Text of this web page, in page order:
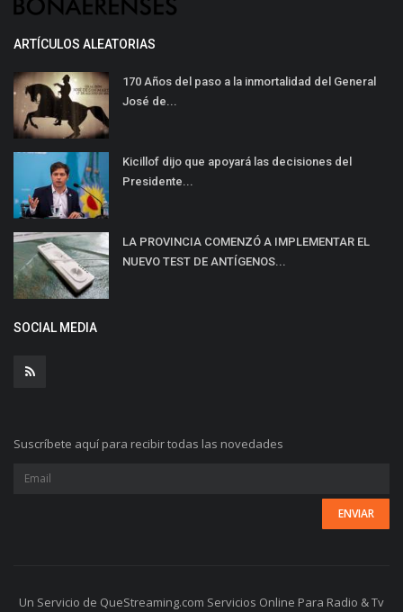
ARTÍCULOS ALEATORIAS
170 Años del paso a la inmortalidad del General
José de...
Kicillof dijo que apoyará las decisiones del
Presidente...
LA PROVINCIA COMENZÓ A IMPLEMENTAR EL
NUEVO TEST DE ANTÍGENOS...
SOCIAL MEDIA
Suscríbete aquí para recibir todas las novedades
Un Servicio de QueStreaming.com Servicios Online Para Radio & Tv